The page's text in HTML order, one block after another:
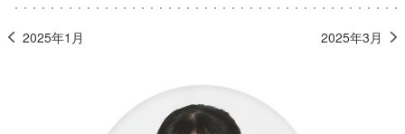
2025年1月 2025年3月